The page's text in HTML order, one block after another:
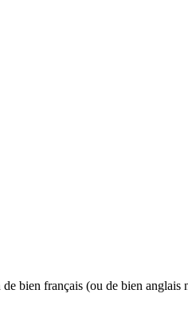
bien français (ou de bien anglais